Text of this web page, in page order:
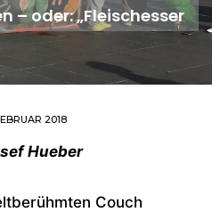
– oder: „Fleischesser
2018
Hueber
Couch